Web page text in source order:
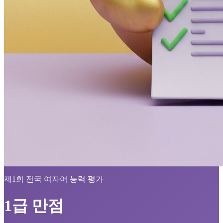
제1회 전국 여자어 능력 평가
1급 만점